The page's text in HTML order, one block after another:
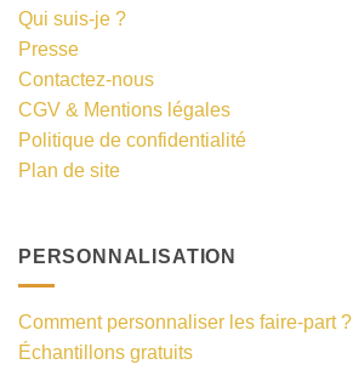
Qui suis-je ?
Presse
Contactez-nous
CGV & Mentions légales
Politique de confidentialité
Plan de site
PERSONNALISATION
Comment personnaliser les faire-part ?
Échantillons gratuits